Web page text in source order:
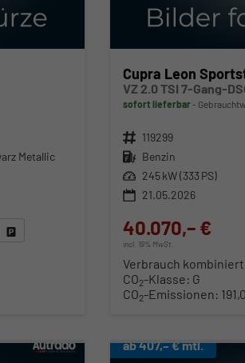
Metallic
an (PDF)
Cupra Leon
VZ 2.0 TSI 7-Gang-
sofort lieferbar
Fahrzeugnr. 119299
Kraftstoff Benzin
Leistung 245 kW (333 PS)
21.05.2026
40.070,– €
incl. 19% MwSt.
Verbrauch
CO2-Klasse: G
CO2-Emissionen:
ab 407,– € mtl.